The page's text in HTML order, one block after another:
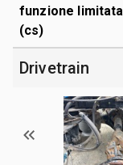
funzione limitata
(cs)
Drivetrain